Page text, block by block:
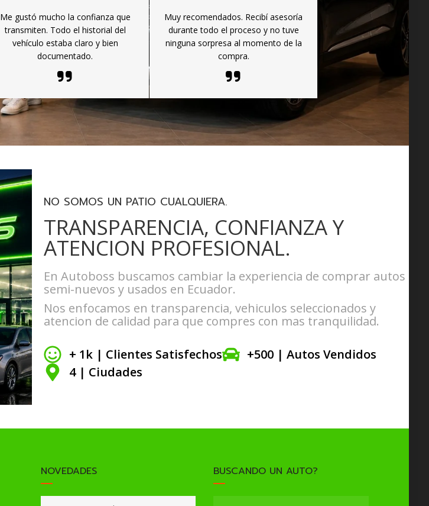
Me gustó mucho la confianza que
transmiten. Todo el historial del
vehículo estaba claro y bien
documentado.
Muy recomendados. Recibí asesoría
durante todo el proceso y no tuve
ninguna sorpresa al momento de la
compra.
NO SOMOS UN PATIO CUALQUIERA.
TRANSPARENCIA, CONFIANZA Y
ATENCION PROFESIONAL.
En Autoboss buscamos cambiar la experiencia de comprar autos
semi-nuevos y usados en Ecuador.
Nos enfocamos en transparencia, vehiculos seleccionados y
atencion de calidad para que compres con mas tranquilidad.
+ 1k | Clientes Satisfechos
+500 | Autos Vendidos
4 | Ciudades
NOVEDADES BUSCANDO UN AUTO?